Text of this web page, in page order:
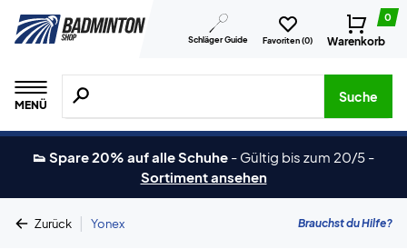
Schläger Guide Favoriten (0)
0
Warenkorb
MENÜ
Suche nach Produkten, Marken usw.
Suche
👟 Spare 20% auf alle Schuhe - Gültig bis zum 20/5 -
Sortiment ansehen
Zurück | Yonex Brauchst du Hilfe?